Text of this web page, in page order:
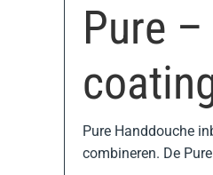
Pure
Pure Handdouche
combineren. De